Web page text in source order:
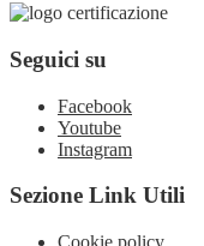
Seguici su
Facebook
Youtube
Instagram
Sezione Link Utili
Cookie policy